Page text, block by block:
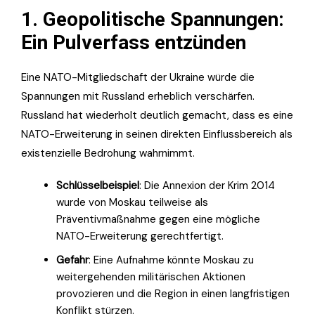
1. Geopolitische Spannungen:
Ein Pulverfass entzünden
Eine NATO-Mitgliedschaft der Ukraine würde die
Spannungen mit Russland erheblich verschärfen.
Russland hat wiederholt deutlich gemacht, dass es eine
NATO-Erweiterung in seinen direkten Einflussbereich als
existenzielle Bedrohung wahrnimmt.
Schlüsselbeispiel: Die Annexion der Krim 2014
wurde von Moskau teilweise als
Präventivmaßnahme gegen eine mögliche
NATO-Erweiterung gerechtfertigt.
Gefahr: Eine Aufnahme könnte Moskau zu
weitergehenden militärischen Aktionen
provozieren und die Region in einen langfristigen
Konflikt stürzen.